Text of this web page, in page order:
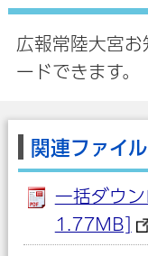
広報常陸大宮
ードできます。
関連ファイ
一括ダウ
1.77MB]